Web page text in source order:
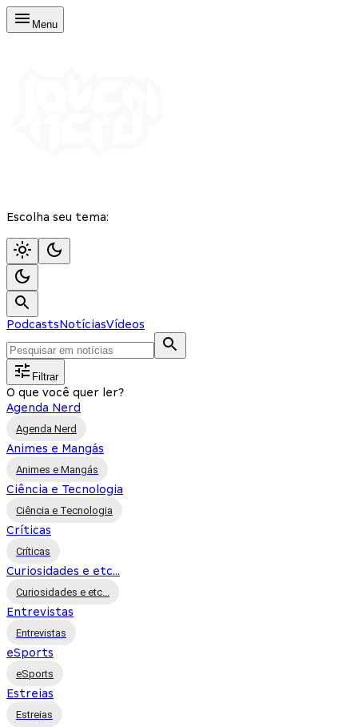
Menu
Escolha seu tema:
PodcastsNotíciasVídeos
Filtrar
O que você quer ler?
Agenda Nerd
Agenda Nerd
Animes e Mangás
Animes e Mangás
Ciência e Tecnologia
Ciência e Tecnologia
Críticas
Críticas
Curiosidades e etc...
Curiosidades e etc...
Entrevistas
Entrevistas
eSports
eSports
Estreias
Estreias